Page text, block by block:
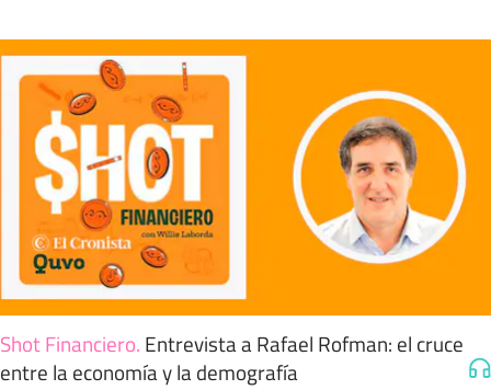
Shot Financiero. Entrevista a Rafael Rofman: el cruce
entre la economía y la demografía